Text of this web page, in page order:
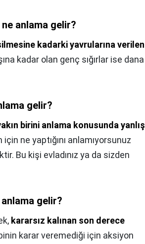
anlama gelir?
kadarki yavrularına verilen
kadar olan genç sığırlar ise dana
gelir?
birini anlama konusunda yanlış
ne yaptığını anlamıyorsunuz
Bu kişi evladınız ya da sizden
gelir?
kararsız kalınan son derece
karar veremediği için aksiyon